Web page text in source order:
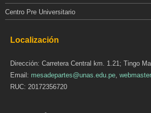
Centro Pre Universitario
Localización
Dirección: Carretera Central km. 1.21; Tingo
Email: mesadepartes@unas.edu.pe
RUC: 20172356720